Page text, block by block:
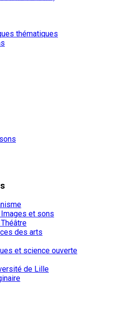
thématiques
et sons
des arts
et science ouverte
de Lille